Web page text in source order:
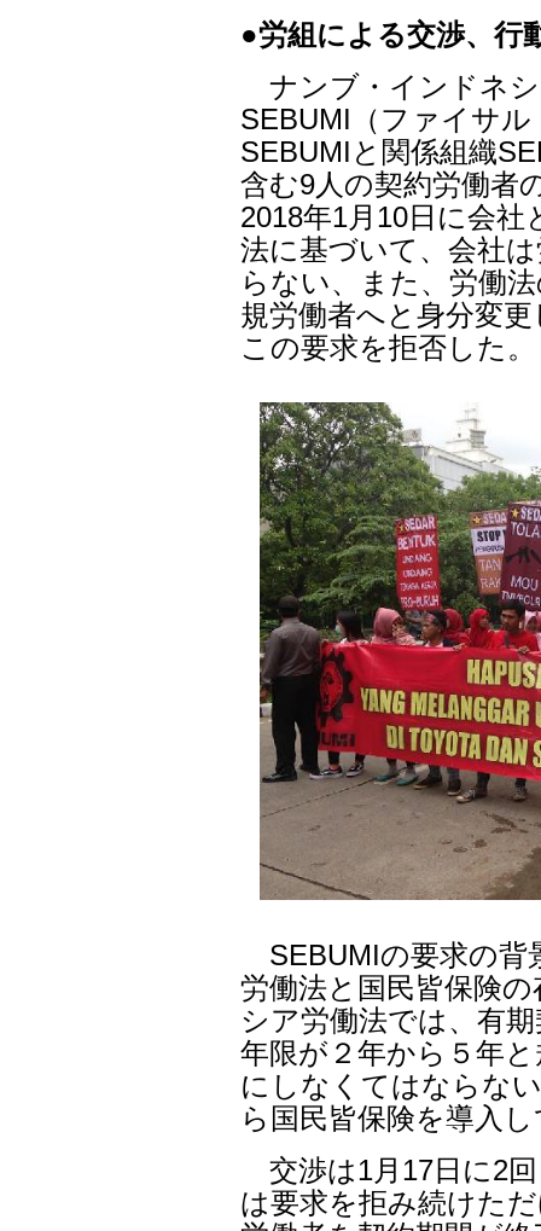
●労組による交渉、行
ナンブ・インドネシ
SEBUMI（ファイサ
SEBUMIと関係組織
含む9人の契約労働者
2018年1月10日に会
法に基づいて、会社
らない、また、労働
規労働者へと身分変
この要求を拒否した。
SEBUMIの要求の背
労働法と国民皆保険
シア労働法では、有
年限が２年から５年
にしなくてはならな
ら国民皆保険を導入
交渉は1月17日に2
は要求を拒み続けた